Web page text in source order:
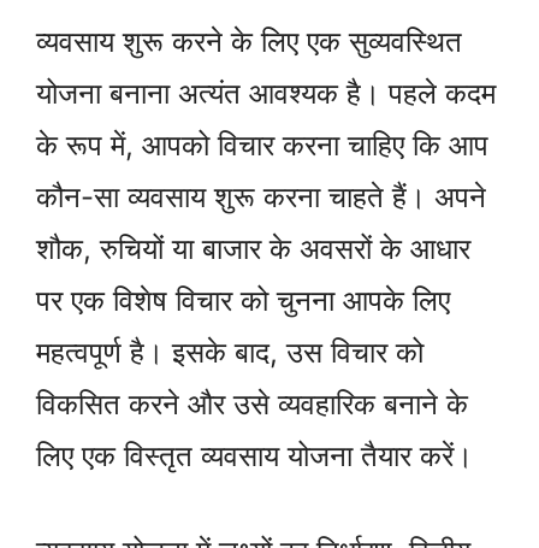
व्यवसाय शुरू करने के लिए एक सुव्यवस्थित
योजना बनाना अत्यंत आवश्यक है। पहले कदम
के रूप में, आपको विचार करना चाहिए कि आप
कौन-सा व्यवसाय शुरू करना चाहते हैं। अपने
शौक, रुचियों या बाजार के अवसरों के आधार
पर एक विशेष विचार को चुनना आपके लिए
महत्वपूर्ण है। इसके बाद, उस विचार को
विकसित करने और उसे व्यवहारिक बनाने के
लिए एक विस्तृत व्यवसाय योजना तैयार करें।